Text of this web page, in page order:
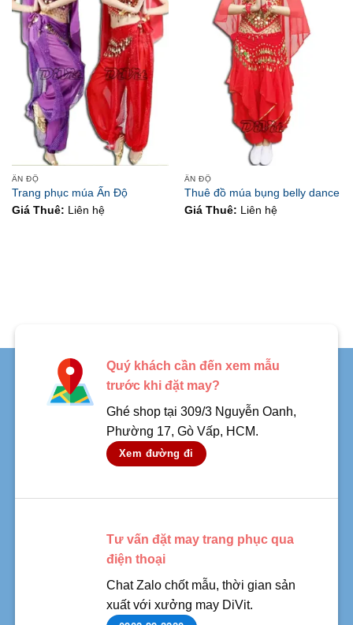
ẤN ĐỘ
Trang phục múa Ấn Độ
Giá Thuê: Liên hệ
ẤN ĐỘ
Thuê đồ múa bụng belly dance
Giá Thuê: Liên hệ
Quý khách cần đến xem mẫu
trước khi đặt may?
Ghé shop tại 309/3 Nguyễn Oanh,
Phường 17, Gò Vấp, HCM.
Xem đường đi
Tư vấn đặt may trang phục qua
điện thoại
Chat Zalo chốt mẫu, thời gian sản
xuất với xưởng may DiVit.